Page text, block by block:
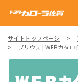
サイトトップページ
プリウス | WEBカタロ